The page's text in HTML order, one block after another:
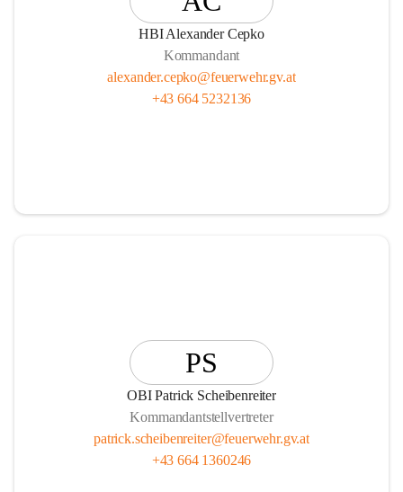
HBI Alexander Cepko
Kommandant
alexander.cepko@feuerwehr.gv.at
+43 664 5232136
PS
OBI Patrick Scheibenreiter
Kommandantstellvertreter
patrick.scheibenreiter@feuerwehr.gv.at
+43 664 1360246